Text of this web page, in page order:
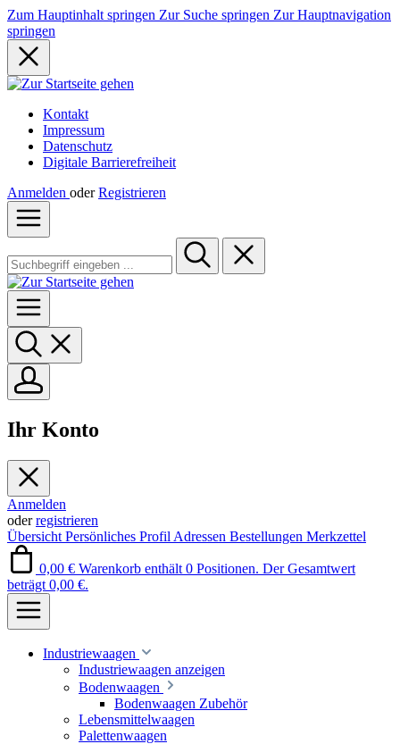
Zum Hauptinhalt springen Zur Suche springen Zur Hauptnavigation
springen
Kontakt
Impressum
Datenschutz
Digitale Barrierefreiheit
Anmelden oder Registrieren
Ihr Konto
Anmelden
oderregistrieren
Übersicht Persönliches Profil Adressen Bestellungen Merkzettel
0,00 € Warenkorb enthält 0 Positionen. Der Gesamtwert
beträgt 0,00 €.
Industriewaagen
Industriewaagen anzeigen
Bodenwaagen
Bodenwaagen Zubehör
Lebensmittelwaagen
Palettenwaagen